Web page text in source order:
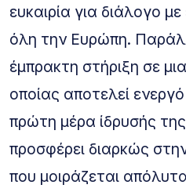
ευκαιρία για διάλογο
όλη την Ευρώπη.
έμπρακτη στήριξη σε
οποίας αποτελεί
πρώτη μέρα ίδρυσής
προσφέρει διαρκώς
που μοιράζεται